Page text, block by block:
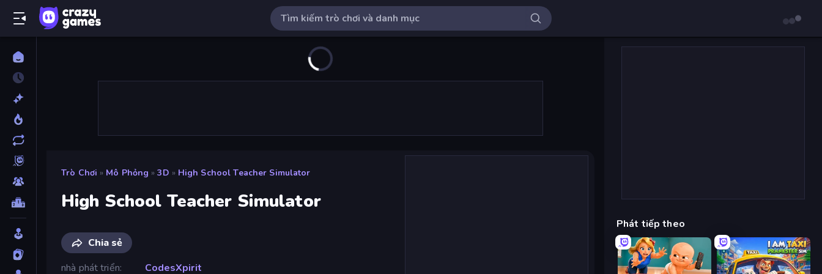
Trò Chơi » Mô Phỏng » 3D » High School Teacher Simulator
High School Teacher Simulator
Chia sẻ
nhà phát triển
CodesXpirit
Phát tiếp theo